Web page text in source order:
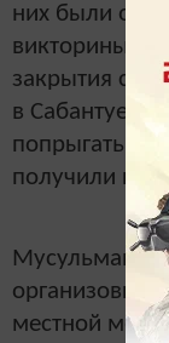
них были
викторины,
закрытия
в Сабантуе,
попрыгать на
получили
местной